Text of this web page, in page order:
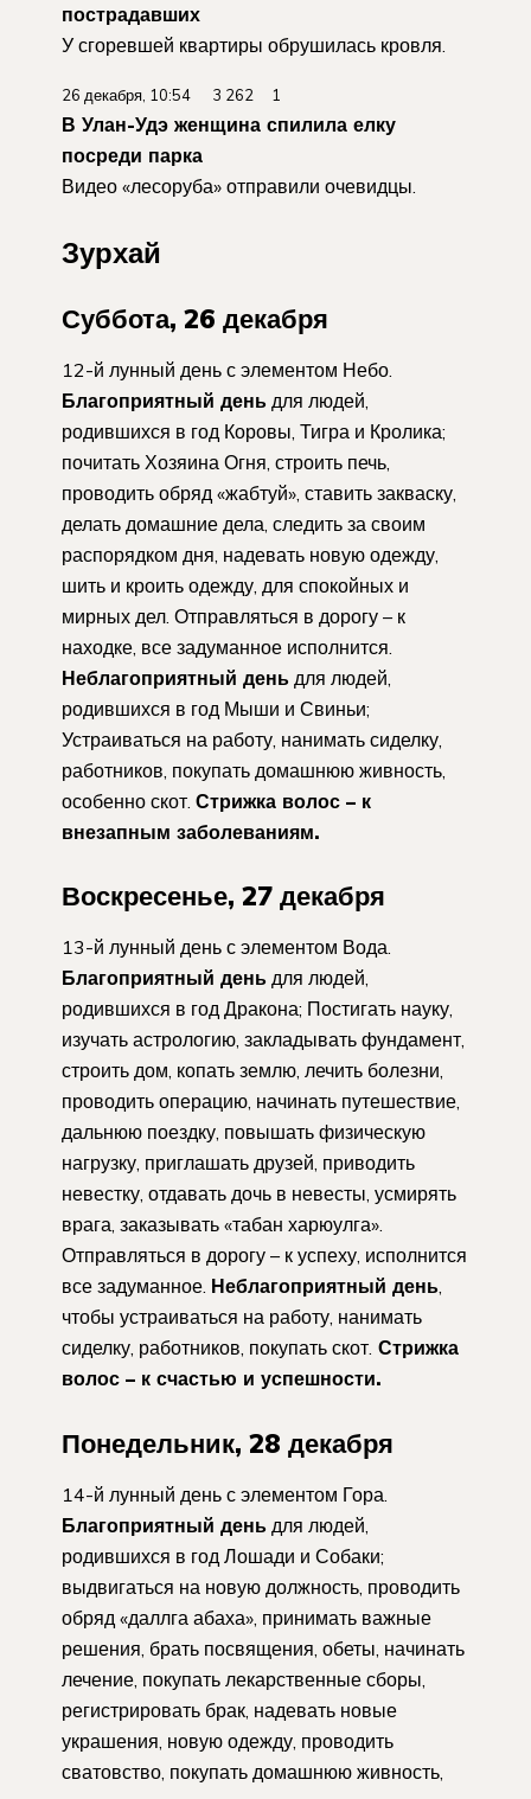
пострадавших
У сгоревшей квартиры обрушилась кровля.
26 декабря, 10:54 3 262 1
В Улан-Удэ женщина спилила елку
посреди парка
Видео «лесоруба» отправили очевидцы.
Зурхай
Суббота, 26 декабря
12-й лунный день с элементом Небо.
Благоприятный день для людей,
родившихся в год Коровы, Тигра и Кролика;
почитать Хозяина Огня, строить печь,
проводить обряд «жабтуй», ставить закваску,
делать домашние дела, следить за своим
распорядком дня, надевать новую одежду,
шить и кроить одежду, для спокойных и
мирных дел. Отправляться в дорогу – к
находке, все задуманное исполнится.
Неблагоприятный день для людей,
родившихся в год Мыши и Свиньи;
Устраиваться на работу, нанимать сиделку,
работников, покупать домашнюю живность,
особенно скот. Стрижка волос – к
внезапным заболеваниям.
Воскресенье, 27 декабря
13-й лунный день с элементом Вода.
Благоприятный день для людей,
родившихся в год Дракона; Постигать науку,
изучать астрологию, закладывать фундамент,
строить дом, копать землю, лечить болезни,
проводить операцию, начинать путешествие,
дальнюю поездку, повышать физическую
нагрузку, приглашать друзей, приводить
невестку, отдавать дочь в невесты, усмирять
врага, заказывать «табан харюулга».
Отправляться в дорогу – к успеху, исполнится
все задуманное. Неблагоприятный день,
чтобы устраиваться на работу, нанимать
сиделку, работников, покупать скот. Стрижка
волос – к счастью и успешности.
Понедельник, 28 декабря
14-й лунный день с элементом Гора.
Благоприятный день для людей,
родившихся в год Лошади и Собаки;
выдвигаться на новую должность, проводить
обряд «даллга абаха», принимать важные
решения, брать посвящения, обеты, начинать
лечение, покупать лекарственные сборы,
регистрировать брак, надевать новые
украшения, новую одежду, проводить
сватовство, покупать домашнюю живность,